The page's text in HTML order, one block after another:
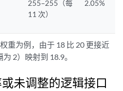
255–255（每
11 次）
2.05%
重为例，由于 18 比 20 更接近
2）映射到 18.9。
未调整的逻辑接口